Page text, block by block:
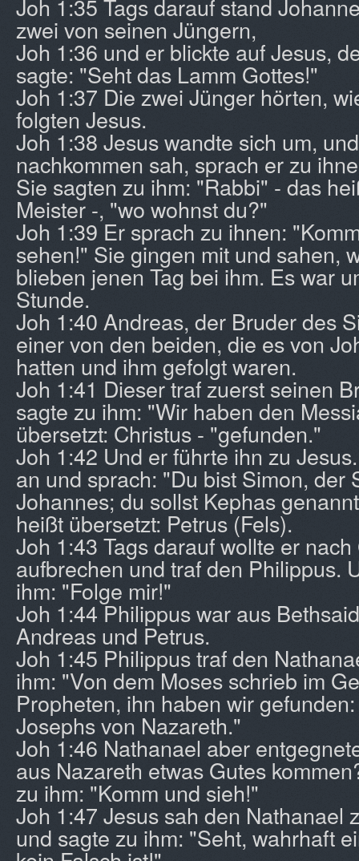
Joh 1:35 Tags darauf stand
zwei von seinen Jüngern,
Joh 1:36 und er blickte auf Jesus,
sagte: "Seht das Lamm Gottes!"
Joh 1:37 Die zwei Jünger hörten,
folgten Jesus.
Joh 1:38 Jesus wandte sich um,
nachkommen sah, sprach er zu
Sie sagten zu ihm: "Rabbi" - das
Meister -, "wo wohnst du?"
Joh 1:39 Er sprach zu ihnen:
sehen!" Sie gingen mit und sahen,
blieben jenen Tag bei ihm. Es war
Stunde.
Joh 1:40 Andreas, der Bruder des
einer von den beiden, die es von
hatten und ihm gefolgt waren.
Joh 1:41 Dieser traf zuerst seinen
sagte zu ihm: "Wir haben den
übersetzt: Christus - "gefunden."
Joh 1:42 Und er führte ihn zu
an und sprach: "Du bist Simon, der
Johannes; du sollst Kephas
heißt übersetzt: Petrus (Fels).
Joh 1:43 Tags darauf wollte er
aufbrechen und traf den Philippus.
ihm: "Folge mir!"
Joh 1:44 Philippus war aus
Andreas und Petrus.
Joh 1:45 Philippus traf den
ihm: "Von dem Moses schrieb im
Propheten, ihn haben wir
Josephs von Nazareth."
Joh 1:46 Nathanael aber
aus Nazareth etwas Gutes
zu ihm: "Komm und sieh!"
Joh 1:47 Jesus sah den Nathanael
und sagte zu ihm: "Seht, wahrhaft